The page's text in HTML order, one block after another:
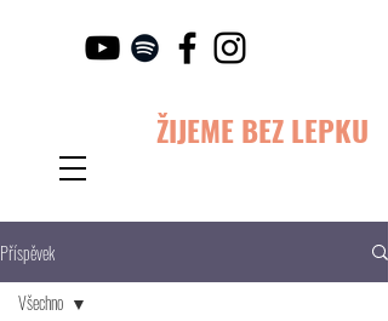
ŽIJEME BEZ LEPKU
Příspěvek
Všechno